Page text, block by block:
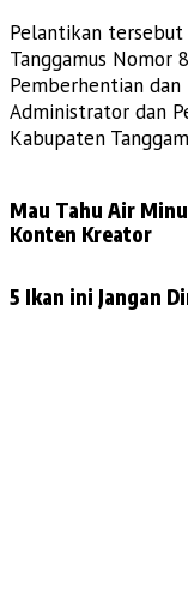
Pelantikan tersebut
Tanggamus Nomor
Pemberhentian dan
Administrator dan
Kabupaten
Mau Tahu Air
Konten Kreator
5 Ikan ini Jangan